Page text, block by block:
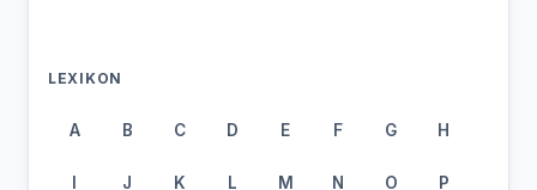
LEXIKON
A B C D E F G H
I J K L M N O P